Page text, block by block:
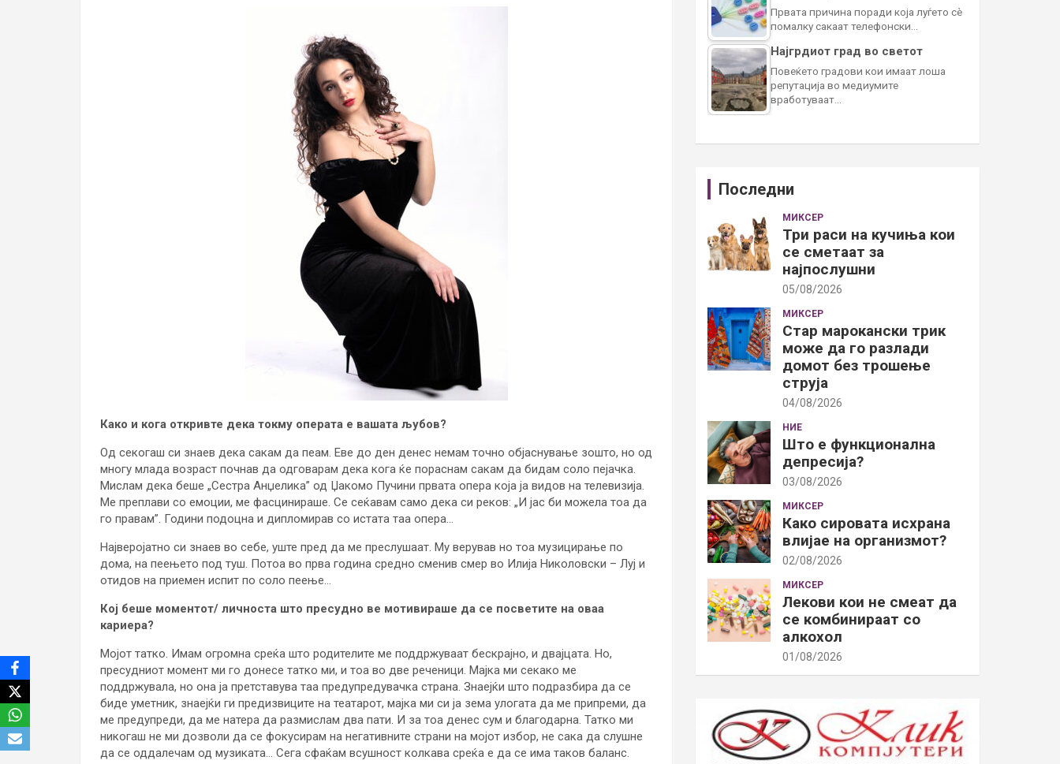
Како и кога откривте дека токму операта е вашата љубов?
Од секогаш си знаев дека сакам да пеам. Еве до ден денес немам точно објаснување зошто, но од
многу млада возраст почнав да одговарам дека кога ќе пораснам сакам да бидам соло пејачка.
Мислам дека беше „Сестра Анџелика” од Џакомо Пучини првата опера која ја видов на телевизија.
Ме преплави со емоции, ме фасцинираше. Се сеќавам само дека си реков: „И јас би можела тоа да
го правам”. Години подоцна и дипломирав со истата таа опера…
Најверојатно си знаев во себе, уште пред да ме преслушаат. Му верував но тоа музицирање по
дома, на пеењето под туш. Потоа во прва година средно сменив смер во Илија Николовски – Луј и
отидов на приемен испит по соло пеење…
Кој беше моментот/ личноста што пресудно ве мотивираше да се посветите на оваа
кариера?
Мојот татко. Имам огромна среќа што родителите ме поддржуваат бескрајно, и двајцата. Но,
пресудниот момент ми го донесе татко ми, и тоа во две реченици. Мајка ми секако ме
поддржувала, но она ја претставува таа предупредувачка страна. Знаејќи што подразбира да се
биде уметник, знаејќи ги предизвиците на театарот, мајка ми си ја зема улогата да ме припреми, да
ме предупреди, да ме натера да размислам два пати. И за тоа денес сум и благодарна. Татко ми
никогаш не ми дозволи да се фокусирам на негативните страни на мојот избор, не сака да слушне
да се оддалечам од музиката… Сега сфаќам всушност колкава среќа е да се има таков баланс.
Првата причина поради која луѓето сè
помалку сакаат телефонски…
Најгрдиот град во светот
Повеќето градови кои имаат лоша
репутација во медиумите
вработуваат…
Последни
МИКСЕР
Три раси на кучиња кои
се сметаат за
најпослушни
05/08/2026
МИКСЕР
Стар марокански трик
може да го разлади
домот без трошење
струја
04/08/2026
НИЕ
Што е функционална
депресија?
03/08/2026
МИКСЕР
Како сировата исхрана
влијае на организмот?
02/08/2026
МИКСЕР
Лекови кои не смеат да
се комбинираат со
алкохол
01/08/2026